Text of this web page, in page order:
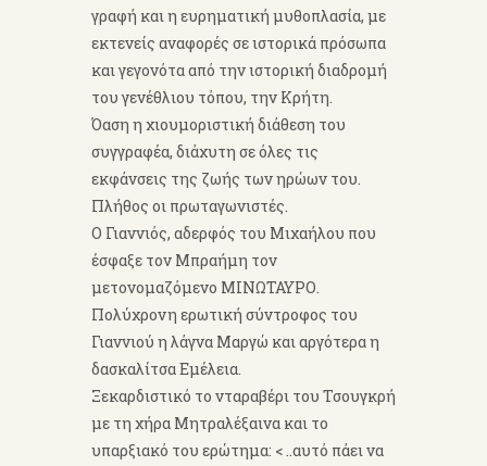
γραφή και η ευρηματική μυθοπλασία, με
εκτενείς αναφορές σε ιστορικά πρόσωπα
και γεγονότα από την ιστορική διαδρομή
του γενέθλιου τόπου, την Κρήτη.
Όαση η χιουμοριστική διάθεση του
συγγραφέα, διάχυτη σε όλες τις
εκφάνσεις της ζωής των ηρώων του.
Πλήθος οι πρωταγωνιστές.
Ο Γιαννιός, αδερφός του Μιχαήλου που
έσφαξε τον Μπραήμη τον
μετονομαζόμενο ΜΙΝΩΤΑΥΡΟ.
Πολύχρονη ερωτική σύντροφος του
Γιαννιού η λάγνα Μαργώ και αργότερα η
δασκαλίτσα Εμέλεια.
Ξεκαρδιστικό το νταραβέρι του Τσουγκρή
με τη χήρα Μητραλέξαινα και το
υπαρξιακό του ερώτημα: < ..αυτό πάει να